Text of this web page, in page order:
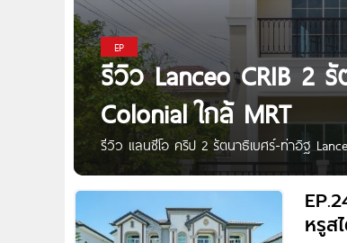
EP
รีวิว Lanceo CRIB 2
Colonial ใกล้ MRT
รีวิว แลนซีโอ คริป 2 รัตนาธิเบศร์-ท่าอิฐ
ม้า เพียง 6 นาที* เริ่ม 4.59 ล้านบาท*
โครงการ Lanceo
หรูส